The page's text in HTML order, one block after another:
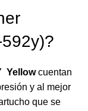
Yellowcuentan
y al mejor
que se